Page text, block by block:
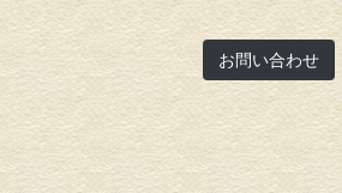
お問い合わせ